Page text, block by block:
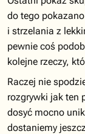
do tego
i strzelania z
pewnie coś
kolejne rzeczy,
Raczej nie
rozgrywki jak ten
dosyć mocno
dostaniemy